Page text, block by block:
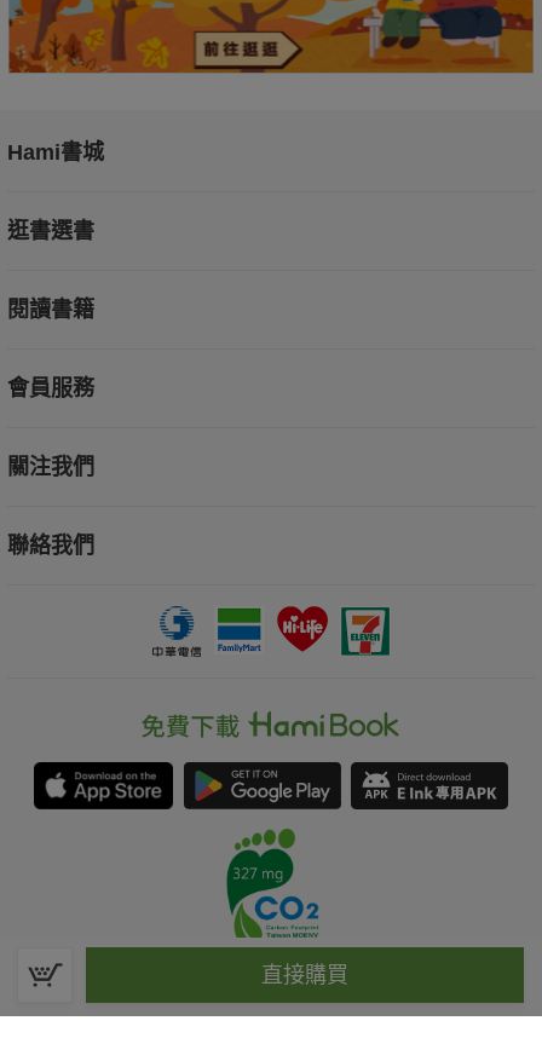
直接購買
Hami書城
逛書選書
閱讀書籍
會員服務
關注我們
聯絡我們
春水堂科技娛樂股份有限公司(統一編號：70476915)